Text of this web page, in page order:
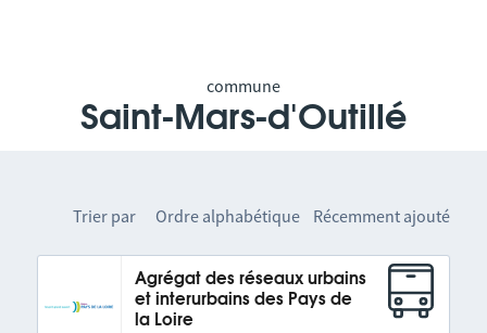
commune
Saint-Mars-d'Outillé
Trier par Ordre alphabétique Récemment ajouté
Agrégat des réseaux urbains
et interurbains des Pays de
la Loire